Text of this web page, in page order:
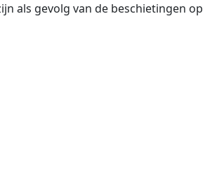
als gevolg van de beschietingen op